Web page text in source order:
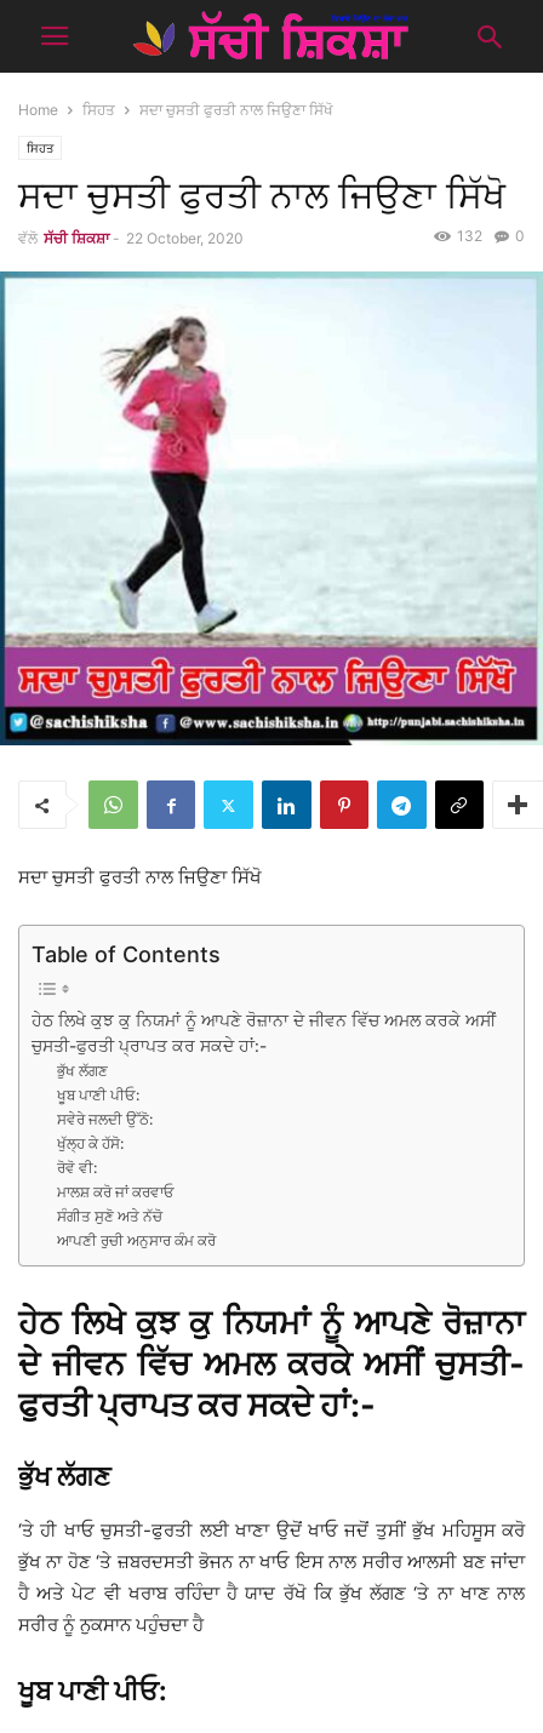
Home ਸਿਹਤ ਸਦਾ ਚੁਸਤੀ ਫੁਰਤੀ ਨਾਲ ਜਿਉਣਾ ਸਿੱਖੋ
ਸਿਹਤ
ਸਦਾ ਚੁਸਤੀ ਫੁਰਤੀ ਨਾਲ ਜਿਉਣਾ ਸਿੱਖੋ
ਵੱਲੋ ਸੱਚੀ ਸ਼ਿਕਸ਼ਾ - 22 October, 2020 0
132
ਸਦਾ ਚੁਸਤੀ ਫੁਰਤੀ ਨਾਲ ਜਿਉਣਾ ਸਿੱਖੋ
Table of Contents
ਹੇਠ ਲਿਖੇ ਕੁਝ ਕੁ ਨਿਯਮਾਂ ਨੂੰ ਆਪਣੇ ਰੋਜ਼ਾਨਾ ਦੇ ਜੀਵਨ ਵਿੱਚ ਅਮਲ ਕਰਕੇ ਅਸੀਂ
ਚੁਸਤੀ-ਫੁਰਤੀ ਪ੍ਰਾਪਤ ਕਰ ਸਕਦੇ ਹਾਂ:-
ਭੁੱਖ ਲੱਗਣ
ਖੂਬ ਪਾਣੀ ਪੀਓ:
ਸਵੇਰੇ ਜਲਦੀ ਉੱਠੋ:
ਖੁੱਲ੍ਹ ਕੇ ਹੱਸੋ:
ਰੋਵੋ ਵੀ:
ਮਾਲਸ਼ ਕਰੋ ਜਾਂ ਕਰਵਾਓ
ਸੰਗੀਤ ਸੁਣੋ ਅਤੇ ਨੱਚੋ
ਆਪਣੀ ਰੁਚੀ ਅਨੁਸਾਰ ਕੰਮ ਕਰੋ
ਹੇਠ ਲਿਖੇ ਕੁਝ ਕੁ ਨਿਯਮਾਂ ਨੂੰ ਆਪਣੇ ਰੋਜ਼ਾਨਾ
ਦੇ ਜੀਵਨ ਵਿੱਚ ਅਮਲ ਕਰਕੇ ਅਸੀਂ ਚੁਸਤੀ-
ਫੁਰਤੀ ਪ੍ਰਾਪਤ ਕਰ ਸਕਦੇ ਹਾਂ:-
ਭੁੱਖ ਲੱਗਣ
‘ਤੇ ਹੀ ਖਾਓ ਚੁਸਤੀ-ਫੁਰਤੀ ਲਈ ਖਾਣਾ ਉਦੋਂ ਖਾਓ ਜਦੋਂ ਤੁਸੀਂ ਭੁੱਖ ਮਹਿਸੂਸ ਕਰੋ
ਭੁੱਖ ਨਾ ਹੋਣ ‘ਤੇ ਜ਼ਬਰਦਸਤੀ ਭੋਜਨ ਨਾ ਖਾਓ ਇਸ ਨਾਲ ਸਰੀਰ ਆਲਸੀ ਬਣ ਜਾਂਦਾ
ਹੈ ਅਤੇ ਪੇਟ ਵੀ ਖਰਾਬ ਰਹਿੰਦਾ ਹੈ ਯਾਦ ਰੱਖੋ ਕਿ ਭੁੱਖ ਲੱਗਣ ‘ਤੇ ਨਾ ਖਾਣ ਨਾਲ
ਸਰੀਰ ਨੂੰ ਨੁਕਸਾਨ ਪਹੁੰਚਦਾ ਹੈ
ਖੂਬ ਪਾਣੀ ਪੀਓ: